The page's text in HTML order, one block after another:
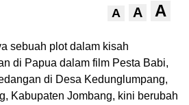
A A A
sebuah plot dalam kisah
di Papua dalam film Pesta Babi,
di Desa Kedunglumpang,
Kabupaten Jombang, kini berubah